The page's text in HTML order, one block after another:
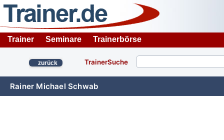
Trainer Seminare Trainerbörse
zurück TrainerSuche
Rainer Michael Schwab